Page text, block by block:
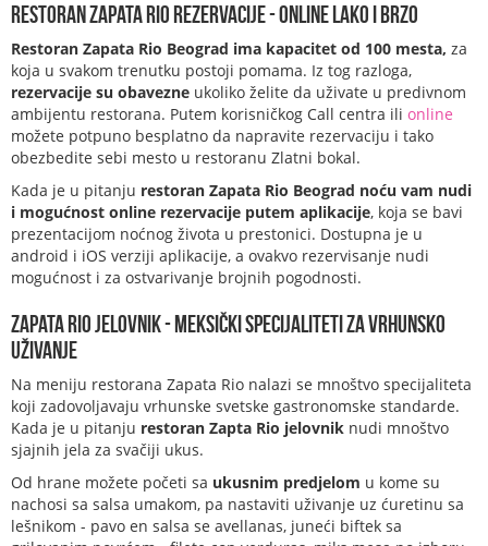
Restoran Zapata Rio rezervacije - online lako i brzo
Restoran Zapata Rio Beograd ima kapacitet od 100 mesta, za
koja u svakom trenutku postoji pomama. Iz tog razloga,
rezervacije su obavezne ukoliko želite da uživate u predivnom
ambijentu restorana. Putem korisničkog Call centra ili online
možete potpuno besplatno da napravite rezervaciju i tako
obezbedite sebi mesto u restoranu Zlatni bokal.
Kada je u pitanju restoran Zapata Rio Beograd noću vam nudi
i mogućnost online rezervacije putem aplikacije, koja se bavi
prezentacijom noćnog života u prestonici. Dostupna je u
android i iOS verziji aplikacije, a ovakvo rezervisanje nudi
mogućnost i za ostvarivanje brojnih pogodnosti.
Zapata Rio jelovnik - meksički specijaliteti za vrhunsko
uživanje
Na meniju restorana Zapata Rio nalazi se mnoštvo specijaliteta
koji zadovoljavaju vrhunske svetske gastronomske standarde.
Kada je u pitanju restoran Zapta Rio jelovnik nudi mnoštvo
sjajnih jela za svačiji ukus.
Od hrane možete početi sa ukusnim predjelom u kome su
nachosi sa salsa umakom, pa nastaviti uživanje uz ćuretinu sa
lešnikom - pavo en salsa se avellanas, juneći biftek sa